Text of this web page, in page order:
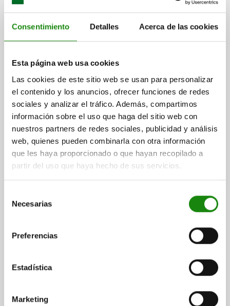
Consentimiento Detalles Acerca de las cookies
Esta página web usa cookies
Las cookies de este sitio web se usan para personalizar
el contenido y los anuncios, ofrecer funciones de redes
sociales y analizar el tráfico. Además, compartimos
información sobre el uso que haga del sitio web con
nuestros partners de redes sociales, publicidad y análisis
web, quienes pueden combinarla con otra información
que les haya proporcionado o que hayan recopilado a
partir del uso que haya hecho de sus servicios.
Necesarias
Preferencias
Estadística
Marketing
PERNO DE BLOQUEO TA.4 D1=M20X1,5, D=10,
FORMA:A SIN RANURA DE BLOQUEO SIN, ACERO
INOXIDABLE 1.4034 ENDURECIDO, COMP:ACERO
INOXIDABLE 1.4305 ACABADO NATURAL
ROSCA=M20X1,5 LONGITUD=79 DIÁMETRO DEL PERNO=10
FORMA=A
TAMAÑO=4
MODELO DE FORMA=SIN RANURA DE BLOQUEO, SIN
CONTRATUERCA
LLAVE DEL ACERO=1.4034
FUERZA DEL MUELLE INICIAL F1 APROX. N=15
más gastos de envío
DETALLES
03089